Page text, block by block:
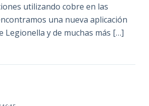
utilizando cobre en las
una nueva aplicación
Legionella y de muchas más […]